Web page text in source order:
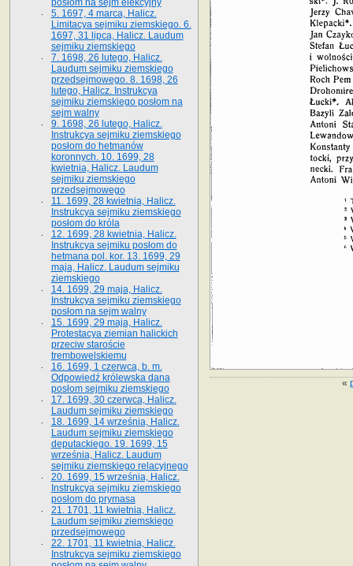
«
posłom na sejm elekcyjny
5. 1697, 4 marca, Halicz.
Limitacya sejmiku ziemskiego. 6.
1697, 31 lipca, Halicz. Laudum
sejmiku ziemskiego
7. 1698, 26 lutego, Halicz.
Laudum sejmiku ziemskiego
przedsejmowego. 8. 1698, 26
lutego, Halicz. Instrukcya
sejmiku ziemskiego posłom na
sejm walny
9. 1698, 26 lutego, Halicz.
Instrukcya sejmiku ziemskiego
posłom do hetmanów
koronnych. 10. 1699, 28
kwietnia, Halicz. Laudum
sejmiku ziemskiego
przedsejmowego
11. 1699, 28 kwietnia, Halicz.
Instrukcya sejmiku ziemskiego
posłom do króla
12. 1699, 28 kwietnia, Halicz.
Instrukcya sejmiku posłom do
hetmana pol. kor. 13. 1699, 29
maja, Halicz. Laudum sejmiku
ziemskiego
14. 1699, 29 maja, Halicz.
Instrukcya sejmiku ziemskiego
posłom na sejm walny
15. 1699, 29 maja, Halicz.
Protestacya ziemian halickich
przeciw staroście
trembowelskiemu
16. 1699, 1 czerwca, b. m.
Odpowiedź królewska dana
posłom sejmiku ziemskiego
17. 1699, 30 czerwca, Halicz.
Laudum sejmiku ziemskiego
18. 1699, 14 września, Halicz.
Laudum sejmiku ziemskiego
deputackiego. 19. 1699, 15
września, Halicz. Laudum
sejmiku ziemskiego relacyjnego
20. 1699, 15 września, Halicz.
Instrukcya sejmiku ziemskiego
posłom do prymasa
21. 1701, 11 kwietnia, Halicz.
Laudum sejmiku ziemskiego
przedsejmowego
22. 1701, 11 kwietnia, Halicz.
Instrukcya sejmiku ziemskiego